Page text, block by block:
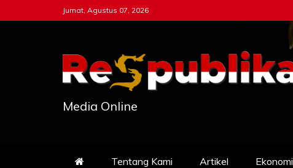
to
Jumat, Agustus 07, 2026
Media Online
Tentang Kami Artikel Ekonomi